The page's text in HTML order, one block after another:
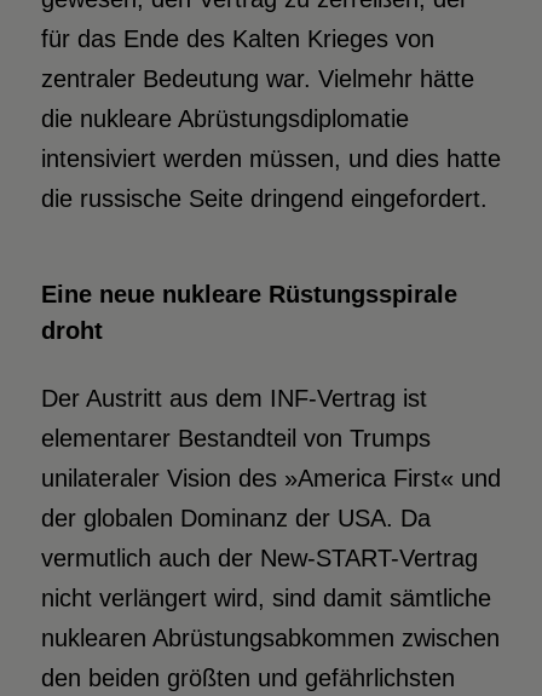
für das Ende des Kalten Krieges von
zentraler Bedeutung war. Vielmehr hätte
die nukleare Abrüstungsdiplomatie
intensiviert werden müssen, und dies hatte
die russische Seite dringend eingefordert.
Eine neue nukleare Rüstungsspirale
droht
Der Austritt aus dem INF-Vertrag ist
elementarer Bestandteil von Trumps
unilateraler Vision des »America First« und
der globalen Dominanz der USA. Da
vermutlich auch der New-START-Vertrag
nicht verlängert wird, sind damit sämtliche
nuklearen Abrüstungsabkommen zwischen
den beiden größten und gefährlichsten